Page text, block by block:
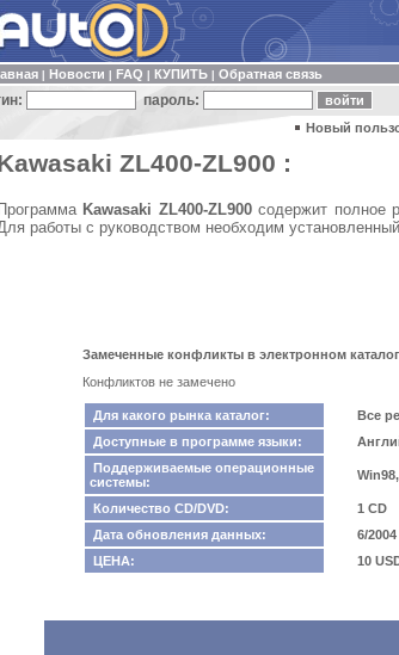
Новости FAQ КУПИТЬ Обратная связь
пароль:
Новый
ZL400-ZL900 :
Kawasaki ZL400-ZL900содержит полное
работы с руководством необходим
Замеченные конфликты в электронном
Конфликтов не замечено
Для какого рынка каталог:
Все
Доступные в программе языки:
Поддерживаемые операционные
системы:
Количество CD/DVD:
1 CD
Дата обновления данных:
6/2004
ЦЕНА:
10